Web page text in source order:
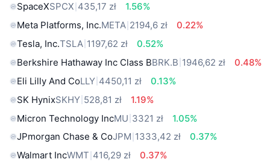
SpaceXSPCX 435,17 zł
1.56%
Meta Platforms, Inc.META 2194,6 zł
0.22%
Tesla, Inc.TSLA 1197,62 zł
0.52%
Berkshire Hathaway Inc Class BBRK.B 1946,62 zł
0.48%
Eli Lilly And CoLLY 4450,11 zł
0.13%
SK HynixSKHY 528,81 zł
1.19%
Micron Technology IncMU 3321 zł
1.05%
JPmorgan Chase & CoJPM 1333,42 zł
0.37%
Walmart IncWMT 416,29 zł 0.37%